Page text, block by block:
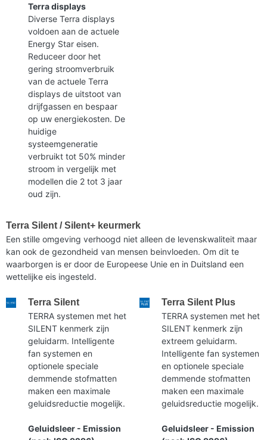
Terra displays
Diverse Terra displays
voldoen aan de actuele
Energy Star eisen.
Reduceer door het
gering stroomverbruik
van de actuele Terra
displays de uitstoot van
drijfgassen en bespaar
op uw energiekosten. De
huidige
systeemgeneratie
verbruikt tot 50% minder
stroom in vergelijk met
modellen die 2 tot 3 jaar
oud zijn.
Terra Silent / Silent+ keurmerk
Een stille omgeving verhoogd niet alleen de levenskwaliteit maar
kan ook de gezondheid van mensen beinvloeden. Om dit te
waarborgen is er door de Europeese Unie en in Duitsland een
wettelijke eis ingesteld.
Terra Silent
TERRA systemen met het
SILENT kenmerk zijn
geluidarm. Intelligente
fan systemen en
optionele speciale
demmende stofmatten
maken een maximale
geluidsreductie mogelijk.
Geluidsleer - Emission
Terra Silent Plus
TERRA systemen met het
SILENT kenmerk zijn
extreem geluidarm.
Intelligente fan systemen
en optionele speciale
demmende stofmatten
maken een maximale
geluidsreductie mogelijk.
Geluidsleer - Emission